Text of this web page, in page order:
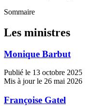
Sommaire
Les ministres
Monique Barbut
Publié le 13 octobre 2025
Mis à jour le 26 mai 2026
Françoise Gatel